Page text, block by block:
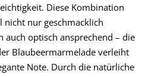
Diese Kombination
nicht nur geschmacklich
auch optisch ansprechend – die
Blaubeermarmelade verleiht
Note. Durch die natürliche